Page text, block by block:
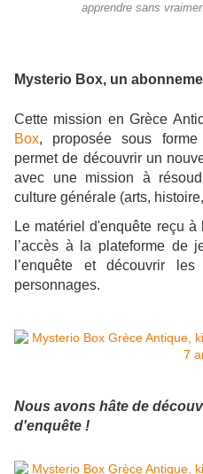
apprendre sans
Mysterio Box, un
Cette mission en Grèce
Box, proposée sous forme
permet de découvrir un
avec une mission à
culture générale (arts,
Le matériel d'enquête reçu
l’accès à la plateforme de
l’enquête et découvrir
personnages.
Nous avons hâte de
d'enquête !